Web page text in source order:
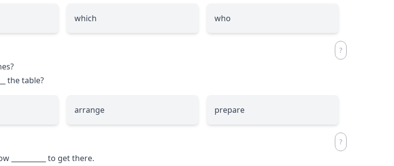
which who
the table?
arrange prepare
to get there.